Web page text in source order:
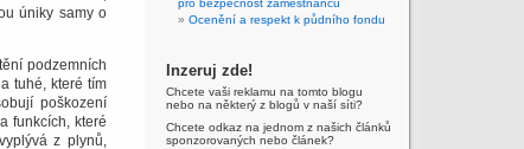
úniky samy o
podzemních
tuhé, které tím
poškození
funkcích, které
z plynů,
pro bezpečnost zaměstnanců
Ocenění a respekt k půdního fondu
Inzeruj zde!
Chcete vaši reklamu na tomto blogu
nebo na některý z blogů v naší síti?
Chcete odkaz na jednom z našich článků
sponzorovaných nebo článek?